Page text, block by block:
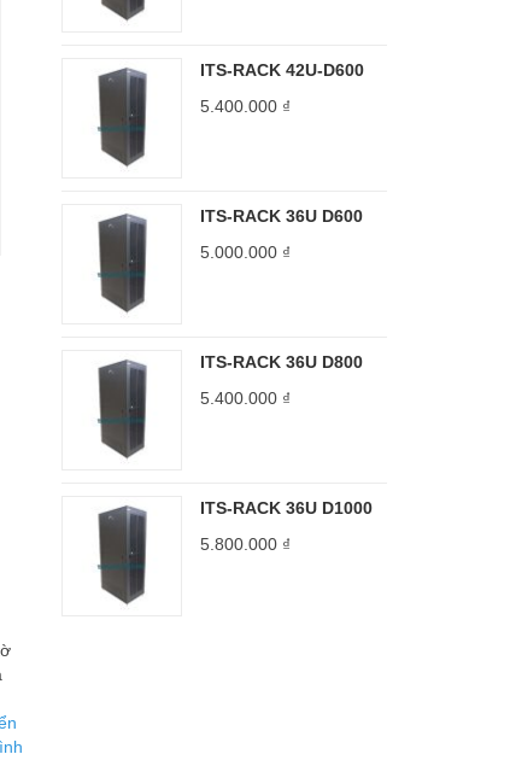
ITS-RACK 42U-D600
5.400.000 ₫
ITS-RACK 36U D600
5.000.000 ₫
ITS-RACK 36U D800
5.400.000 ₫
ITS-RACK 36U D1000
5.800.000 ₫